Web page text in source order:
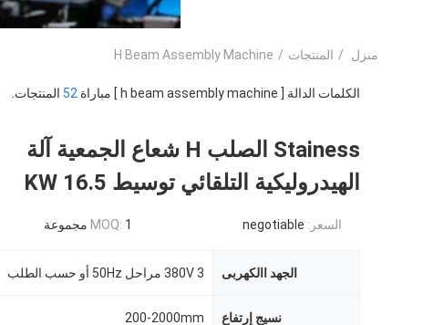
منزل / المنتجات /
H Beam Assembly Machine
الكلمات الدالة [ h beam assembly machine ] مباراة 52 المنتجات.
Stainess الصلب H شعاع الجمعية آلة
الهيدروليكية التلقائي توسيط 16.5 KW
السعر: negotiable
MOQ: 1 مجموعة
الجهد االكهربى 380V 3 مراحل 50Hz أو حسب الطلب
نسيج إرتفاع 200-2000mm